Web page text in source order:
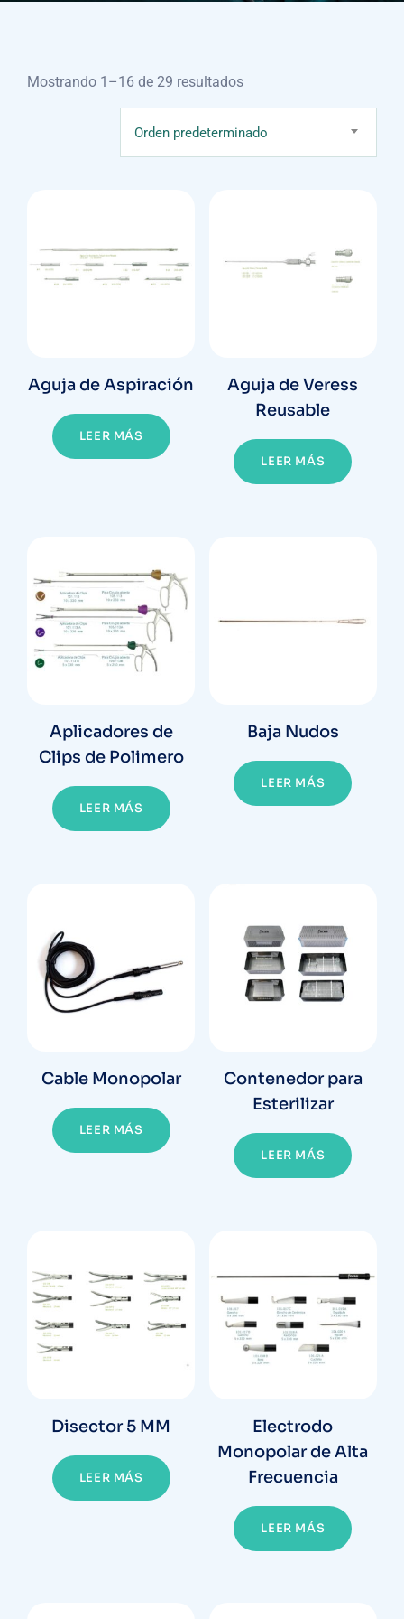
Mostrando 1–16 de 29 resultados
Orden predeterminado
Aguja de Aspiración
LEER MÁS
Aguja de Veress
Reusable
LEER MÁS
Aplicadores de
Clips de Polimero
LEER MÁS
Baja Nudos
LEER MÁS
Cable Monopolar
LEER MÁS
Contenedor para
Esterilizar
LEER MÁS
Disector 5 MM
LEER MÁS
Electrodo
Monopolar de Alta
Frecuencia
LEER MÁS